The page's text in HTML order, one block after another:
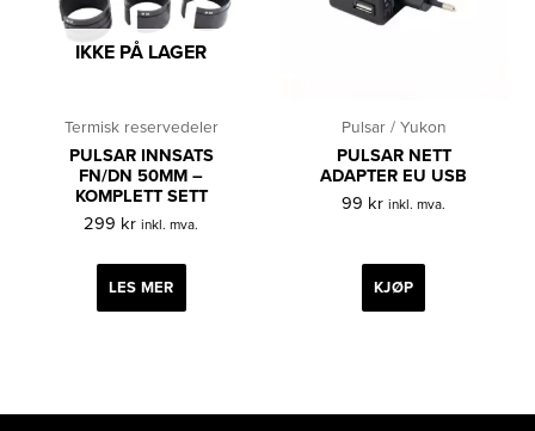
IKKE PÅ LAGER
Termisk reservedeler
PULSAR INNSATS
FN/DN 50MM –
KOMPLETT SETT
299 kr inkl. mva.
LES MER
Pulsar / Yukon
PULSAR NETT
ADAPTER EU USB
99 kr inkl. mva.
KJØP